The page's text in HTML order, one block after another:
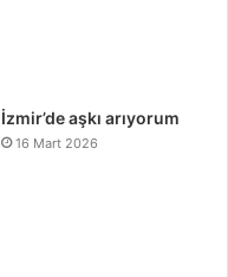
İzmir’de aşkı arıyorum
16 Mart 2026